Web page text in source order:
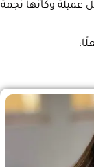
عميلة وكأنها نجمة